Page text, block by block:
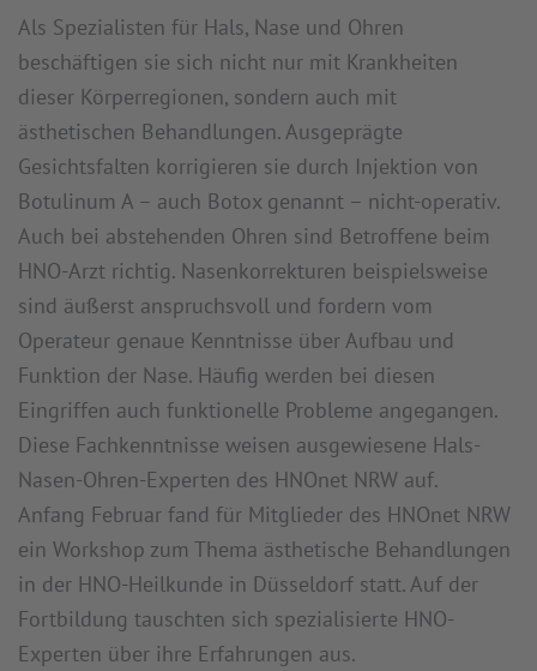
Als Spezialisten für Hals, Nase und Ohren
beschäftigen sie sich nicht nur mit Krankheiten
dieser Körperregionen, sondern auch mit
ästhetischen Behandlungen. Ausgeprägte
Gesichtsfalten korrigieren sie durch Injektion von
Botulinum A – auch Botox genannt – nicht-operativ.
Auch bei abstehenden Ohren sind Betroffene beim
HNO-Arzt richtig. Nasenkorrekturen beispielsweise
sind äußerst anspruchsvoll und fordern vom
Operateur genaue Kenntnisse über Aufbau und
Funktion der Nase. Häufig werden bei diesen
Eingriffen auch funktionelle Probleme angegangen.
Diese Fachkenntnisse weisen ausgewiesene Hals-
Nasen-Ohren-Experten des HNOnet NRW auf.
Anfang Februar fand für Mitglieder des HNOnet NRW
ein Workshop zum Thema ästhetische Behandlungen
in der HNO-Heilkunde in Düsseldorf statt. Auf der
Fortbildung tauschten sich spezialisierte HNO-
Experten über ihre Erfahrungen aus.